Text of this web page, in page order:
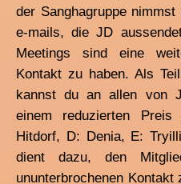
der Sanghagruppe
e-mails, die JD
Meetings sind eine
Kontakt zu haben. Als
kannst du an allen von
einem reduzierten
Hitdorf, D: Denia, E:
dient dazu, den
ununterbrochenen